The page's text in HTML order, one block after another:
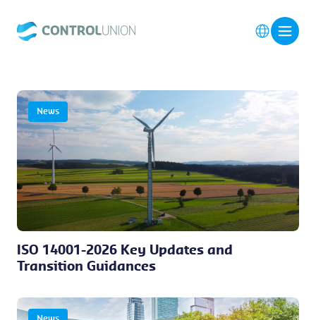
News
ISO 14001-2026 Key Updates and
Transition Guidances